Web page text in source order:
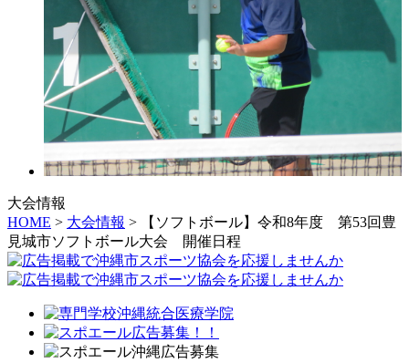
大会情報
HOME > 大会情報 > 【ソフトボール】令和8年度 第53回豊
見城市ソフトボール大会 開催日程